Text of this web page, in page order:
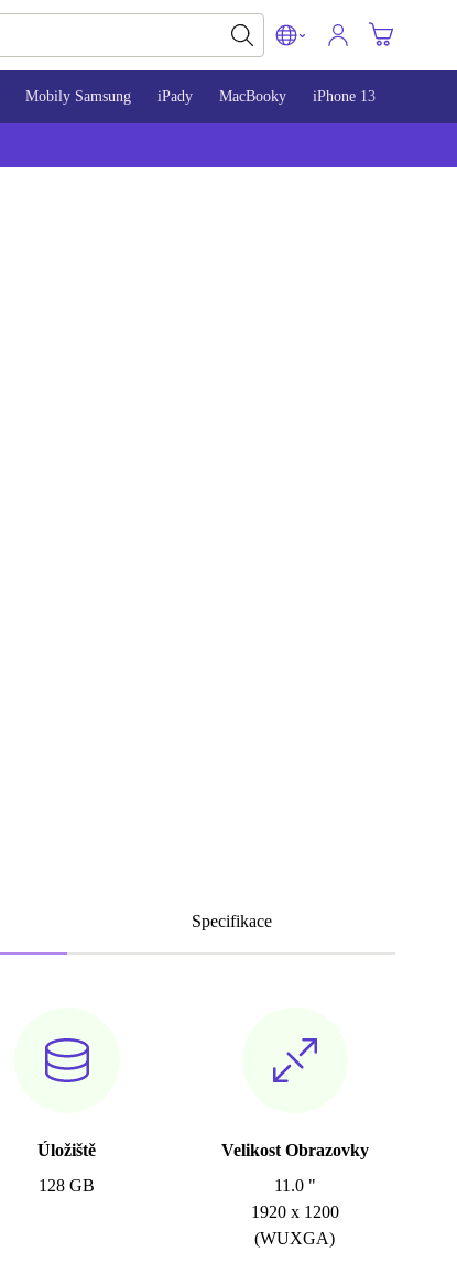
Mobily Samsung iPady MacBooky iPhone 13
Specifikace
Úložiště
128 GB
Velikost Obrazovky
11.0 "
1920 x 1200
(WUXGA)